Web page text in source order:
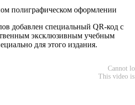
полиграфическом оформлении
добавлен специальный QR-код с
эксклюзивным учебным
для этого издания.